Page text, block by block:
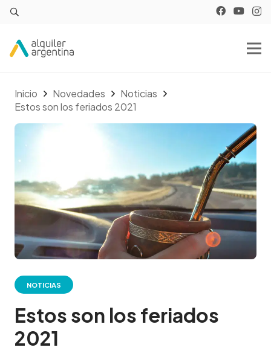
Inicio Novedades
Noticias
Estos son los feriados 2021
NOTICIAS
Estos son los feriados
2021